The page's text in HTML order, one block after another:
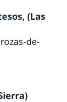
(Las
de-